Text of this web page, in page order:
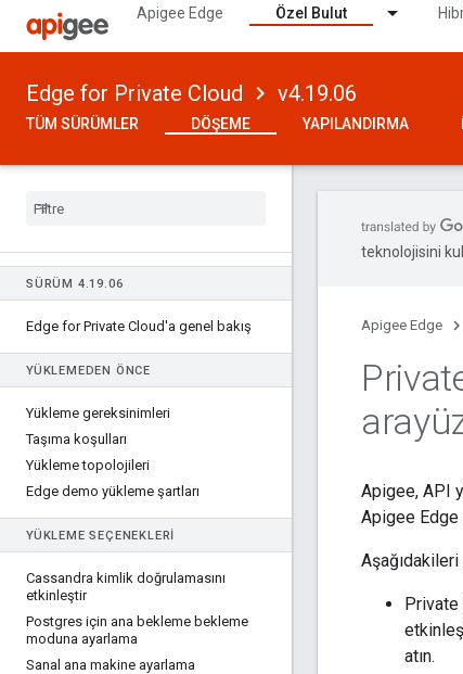
Apigee Edge Özel Bulut
Edge for Private Cloud v4.19.06
TÜM SÜRÜMLER DÖŞEME YAPILANDIRMA
SÜRÜM 4.19.06
Edge for Private Cloud'a genel bakış
YÜKLEMEDEN ÖNCE
Yükleme gereksinimleri
Taşıma koşulları
Yükleme topolojileri
Edge demo yükleme şartları
YÜKLEME SEÇENEKLERI
Cassandra kimlik doğrulamasını
etkinleştir
Postgres için ana bekleme bekleme
moduna ayarlama
Sanal ana makine ayarlama
teknolojisini
Apigee Edge
Apigee, API
Apigee
Private
atın.